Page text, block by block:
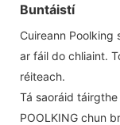
Buntáistí
Cuireann Poolking
ar fáil do chliaint.
réiteach.
Tá saoráid
POOLKING chun